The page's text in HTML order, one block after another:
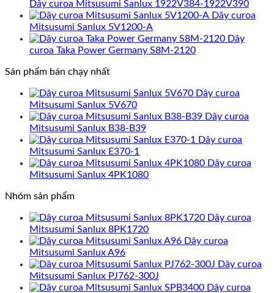
Dây curoa Mitsusumi Sanlux 1922V384-1922V390
Dây curoa
Mitsusumi Sanlux 5V1200-A
Dây
curoa Taka Power Germany S8M-2120
Sản phẩm bán chạy nhất
Dây curoa
Mitsusumi Sanlux 5V670
Dây curoa
Mitsusumi Sanlux B38-B39
Dây curoa
Mitsusumi Sanlux E370-1
Dây curoa
Mitsusumi Sanlux 4PK1080
Nhóm sản phẩm
Dây curoa
Mitsusumi Sanlux 8PK1720
Dây curoa
Mitsusumi Sanlux A96
Dây curoa
Mitsusumi Sanlux PJ762-300J
Dây curoa